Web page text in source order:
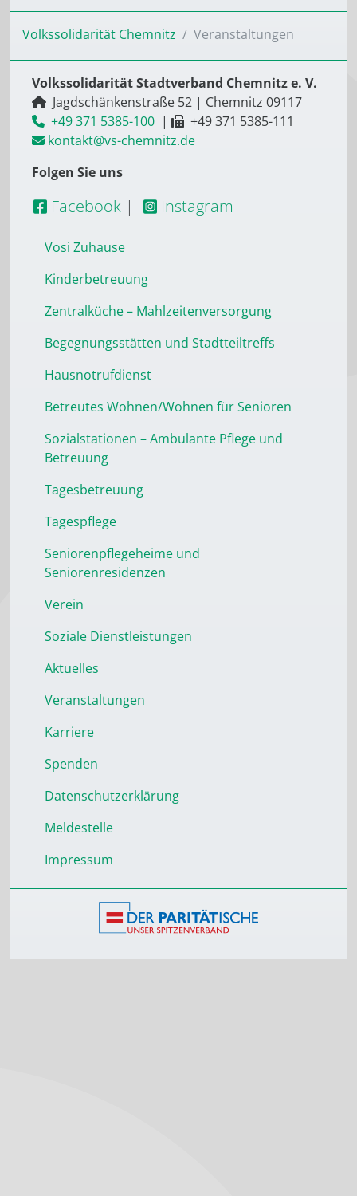
Volkssolidarität Chemnitz Veranstaltungen
Volkssolidarität Stadtverband Chemnitz e. V.
Jagdschänkenstraße 52 | Chemnitz 09117
+49 371 5385-100 |
+49 371 5385-111
kontakt@vs-chemnitz.de
Folgen Sie uns
Facebook | Instagram
Vosi Zuhause
Kinderbetreuung
Zentralküche – Mahlzeitenversorgung
Begegnungsstätten und Stadtteiltreffs
Hausnotrufdienst
Betreutes Wohnen/Wohnen für Senioren
Sozialstationen – Ambulante Pflege und
Betreuung
Tagesbetreuung
Tagespflege
Seniorenpflegeheime und
Seniorenresidenzen
Verein
Soziale Dienstleistungen
Aktuelles
Veranstaltungen
Karriere
Spenden
Datenschutzerklärung
Meldestelle
Impressum